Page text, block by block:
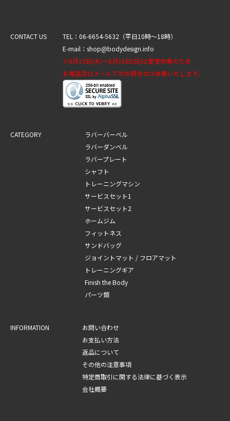
CONTACT US
TEL：06-6654-5632（平日10時～18時）
E-mail：shop@bodydesign.info
※8月13日(木)～8月16日(日)は夏季休業のため
お電話及びメールでのお問合せは休業いたします。
CATEGORY
ラバーバーベル
ラバーダンベル
ラバープレート
シャフト
トレーニングマシン
サービスセット1
サービスセット2
ホームジム
フィットネス
サンドバッグ
ジョイントマット / フロアマット
トレーニングギア
Finish the Body
パーツ類
INFORMATION
お問い合わせ
お支払い方法
返品について
その他の注意事項
特定商取引に関する法律に基づく表示
会社概要